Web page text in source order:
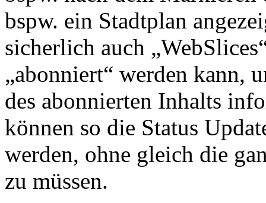
bspw. ein Stadtplan
sicherlich auch
„abonniert“ werden kann,
des abonnierten Inhalts
können so die Status
werden, ohne gleich die
zu müssen.